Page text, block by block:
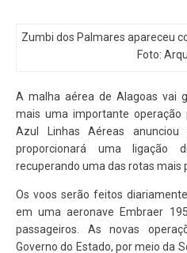
Zumbi dos Palmares apareceu
Foto:
A malha aérea de Alagoas vai
mais uma importante operação
Azul Linhas Aéreas
proporcionará uma ligação
recuperando uma das rotas mais
Os voos serão feitos
em uma aeronave Embraer
passageiros. As novas
Governo do Estado, por meio da